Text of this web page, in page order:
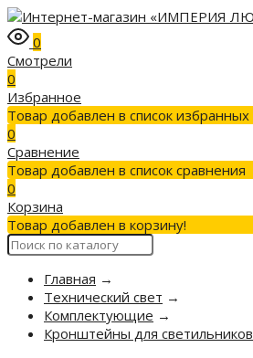
0
Смотрели
0
Избранное
Товар добавлен в список избранных
0
Сравнение
Товар добавлен в список сравнения
0
Корзина
Товар добавлен в корзину!
Главная →
Технический свет →
Комплектующие →
Кронштейны для светильников